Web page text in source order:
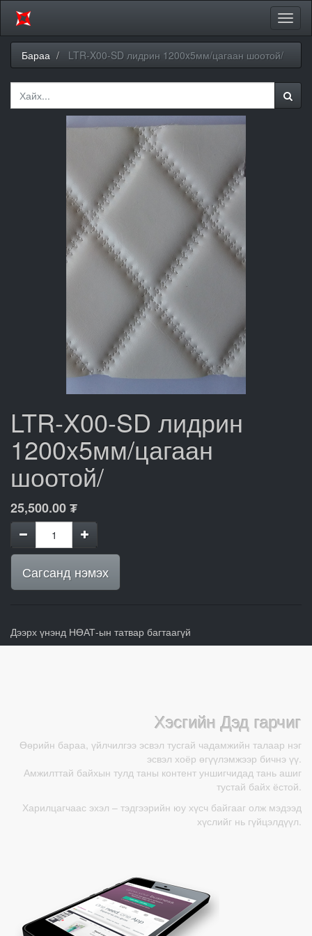
Бараа
LTR-X00-SD лидрин 1200x5мм/цагаан шоотой/
LTR-X00-SD лидрин
1200x5мм/цагаан
шоотой/
25,500.00₮
Сагсанд нэмэх
Дээрх үнэнд НӨАТ-ын татвар багтаагүй
Хэсгийн Дэд гарчиг
Өөрийн бараа, үйлчилгээ эсвэл тусгай чадамжийн талаар нэг
эсвэл хоёр өгүүлэмжээр бичнэ үү.
Амжилттай байхын тулд таны контент уншигчидад тань ашиг
тустай байх ёстой.
Харилцагчаас эхэл – тэдгээрийн юу хүсч байгааг олж мэдээд
хүслийг нь гүйцэлдүүл.